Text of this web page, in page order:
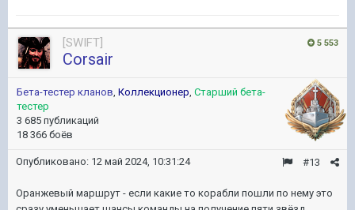
5 553
[SWIFT]
Corsair
Бета-тестер кланов, Коллекционер, Старший бета-
тестер
3 685 публикаций
18 366 боёв
#13
Опубликовано: 12 май 2024, 10:31:24
Оранжевый маршрут - если какие то корабли пошли по нему это